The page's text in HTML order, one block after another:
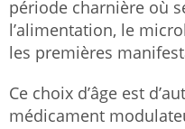
période charnière où
l’alimentation, le
les premières
Ce choix d’âge est
médicament